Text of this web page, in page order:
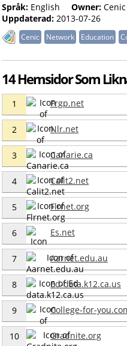
Språk: English Owner: Cenic
Uppdaterad: 2013-07-26
Cenic Network Education
14 Hemsidor Som
1 Frgp.net
2 Nlr.net
3 Canarie.ca
4 Calit2.net
5 Flrnet.org
6 Es.net
7 Aarnet.edu.au
8 Ed-data.k12.ca.us
9 College-for-
10 Gradnite.org